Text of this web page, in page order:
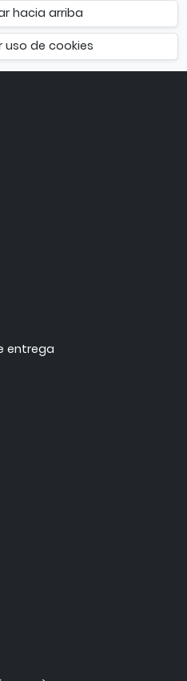
hacia arriba
uso de cookies
entrega